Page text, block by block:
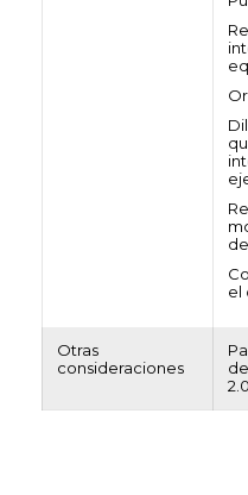
el
Otras
consideraciones
2.0